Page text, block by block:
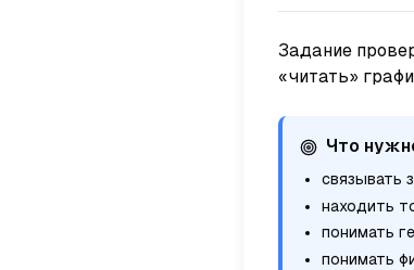
Задание
«читать»
Что
связывать
находить
понимать
понимать